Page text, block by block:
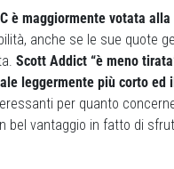
è maggiormente votata
anche se le sue quote
Scott Addict “è meno
leggermente più corto
per quanto
bel vantaggio in fatto di